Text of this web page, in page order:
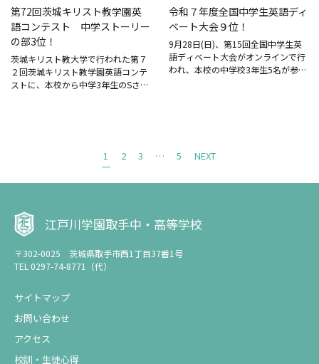
第72回茨城キリスト教学園英
語コンテスト 中学ストーリー
の部3位！
茨城キリスト教大学で行われた第７
２回茨城キリスト教学園英語コンテ
ストに、本校から中学3年生のSさん
令和７年度全国中学生英語ディ
ベート大会９位！
9月28日(日)、第15回全国中学生英
語ディベート大会がオンラインで行
われ、本校の中学校3年生5名が参加
1 2 3 … 5 NEXT
江戸川学園取手中・高等学校
〒302-0025 茨城県取手市西1丁目37番1号
TEL 0297-74-8771（代）
サイトマップ
お問い合わせ
アクセス
校訓・生徒心得